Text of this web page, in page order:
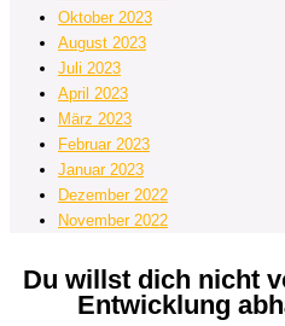
Oktober 2023
August 2023
Juli 2023
April 2023
März 2023
Februar 2023
Januar 2023
Dezember 2022
November 2022
Du willst dich nicht
Entwicklung